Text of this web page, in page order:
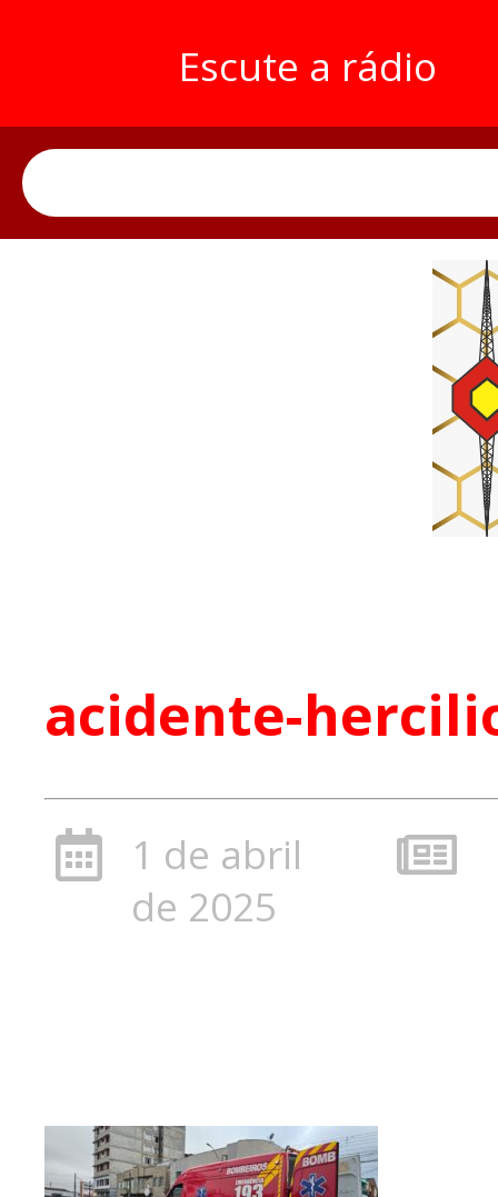
Escute a rádio
acidente-
1 de abril
de 2025